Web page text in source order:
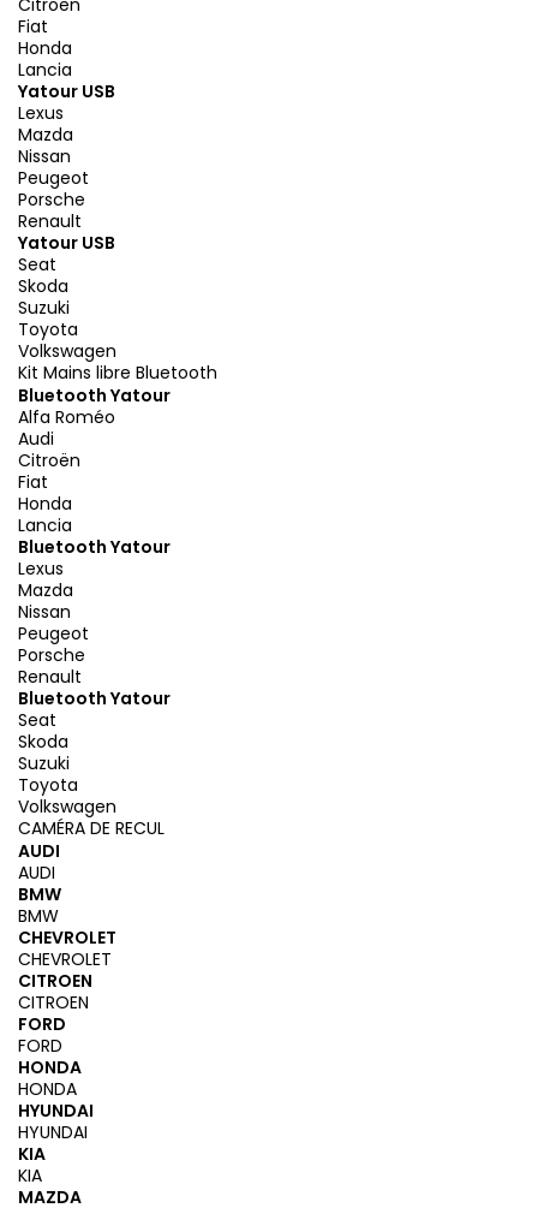
Citroën
Fiat
Honda
Lancia
Yatour USB
Lexus
Mazda
Nissan
Peugeot
Porsche
Renault
Yatour USB
Seat
Skoda
Suzuki
Toyota
Volkswagen
Kit Mains libre Bluetooth
Bluetooth Yatour
Alfa Roméo
Audi
Citroën
Fiat
Honda
Lancia
Bluetooth Yatour
Lexus
Mazda
Nissan
Peugeot
Porsche
Renault
Bluetooth Yatour
Seat
Skoda
Suzuki
Toyota
Volkswagen
CAMÉRA DE RECUL
AUDI
AUDI
BMW
BMW
CHEVROLET
CHEVROLET
CITROEN
CITROEN
FORD
FORD
HONDA
HONDA
HYUNDAI
HYUNDAI
KIA
KIA
MAZDA